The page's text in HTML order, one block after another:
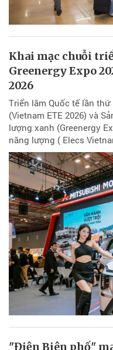
Khai mạc chuỗi
Greenergy Expo
2026
Triển lãm Quốc tế lần
(Vietnam ETE 2026) và
lượng xanh (Greenergy
năng lượng ( Elecs
"Điện Biên phố"